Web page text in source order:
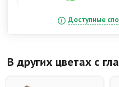
Доступные
В других цветах с